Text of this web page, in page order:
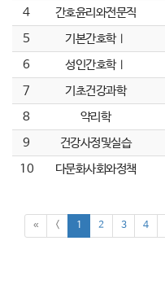
4
간호윤리와전문직
5
기본간호학Ⅰ
6
성인간호학Ⅰ
7
기초건강과학
8
약리학
9
건강사정및실습
10
다문화사회와정책
« < 1 2 3 4